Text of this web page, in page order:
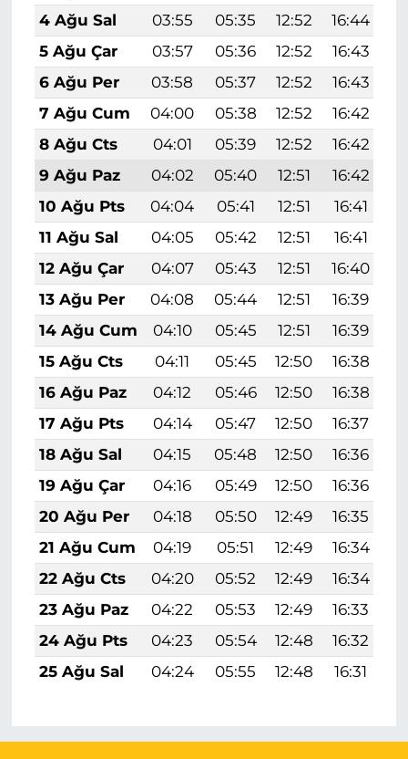
4 Ağu Sal
03:55 05:35 12:52 16:44
5 Ağu Çar
03:57 05:36 12:52 16:43
6 Ağu Per
03:58 05:37 12:52 16:43
7 Ağu Cum
04:00 05:38 12:52 16:42
8 Ağu Cts
04:01 05:39 12:52 16:42
9 Ağu Paz
04:02 05:40 12:51 16:42
10 Ağu Pts
04:04 05:41 12:51 16:41
11 Ağu Sal
04:05 05:42 12:51 16:41
12 Ağu Çar
04:07 05:43 12:51 16:40
13 Ağu Per
04:08 05:44 12:51 16:39
14 Ağu Cum
04:10 05:45 12:51 16:39
15 Ağu Cts
04:11 05:45 12:50 16:38
16 Ağu Paz
04:12 05:46 12:50 16:38
17 Ağu Pts
04:14 05:47 12:50 16:37
18 Ağu Sal
04:15 05:48 12:50 16:36
19 Ağu Çar
04:16 05:49 12:50 16:36
20 Ağu Per
04:18 05:50 12:49 16:35
21 Ağu Cum
04:19 05:51 12:49 16:34
22 Ağu Cts
04:20 05:52 12:49 16:34
23 Ağu Paz
04:22 05:53 12:49 16:33
24 Ağu Pts
04:23 05:54 12:48 16:32
25 Ağu Sal
04:24 05:55 12:48 16:31